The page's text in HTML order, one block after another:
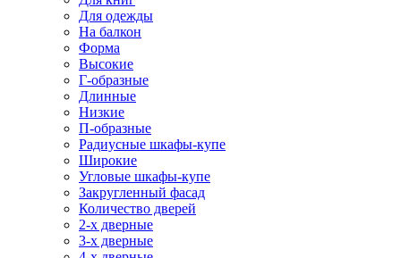
Для одежды
На балкон
Форма
Высокие
Г-образные
Длинные
Низкие
П-образные
Радиусные шкафы-купе
Широкие
Угловые шкафы-купе
Закругленный фасад
Количество дверей
2-х дверные
3-х дверные